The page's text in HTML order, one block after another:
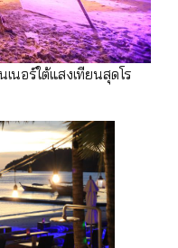
นอร์ใต้แสงเทียนสุดโร